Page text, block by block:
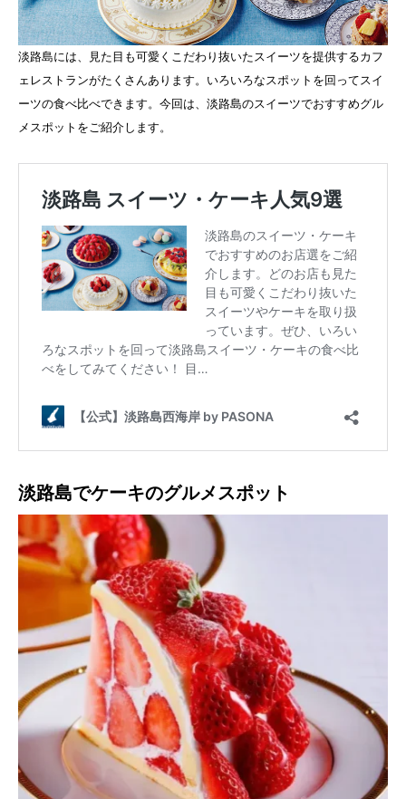
淡路島には、見た目も可愛くこだわり抜いたスイーツを提供するカフ
ェレストランがたくさんあります。いろいろなスポットを回ってスイ
ーツの食べ比べできます。今回は、淡路島のスイーツでおすすめグル
メスポットをご紹介します。
淡路島でケーキのグルメスポット